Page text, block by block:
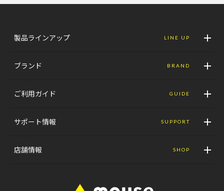
製品ラインアップ LINE UP
ブランド BRAND
ご利用ガイド GUIDE
サポート情報 SUPPORT
店舗情報 SHOP